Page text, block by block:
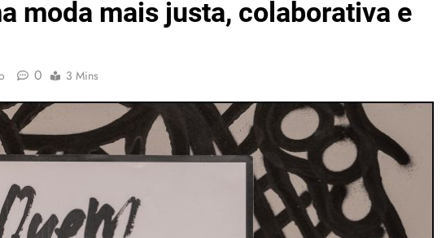
moda mais justa, colaborativa e
0 3 Mins